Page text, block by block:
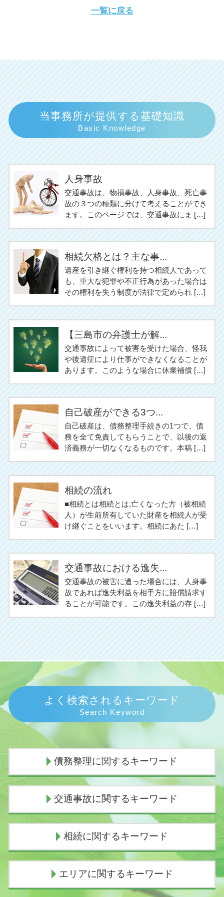
一覧に戻る
当事務所が提供する基礎知識
Basic Knowledge
人身事故
交通事故は、物損事故、人身事故、死亡事
故の３つの種類に分けて考えることができ
ます。このページでは、交通事故にま […]
相続欠格とは？主な事...
遺産を引き継ぐ権利を持つ相続人であって
も、重大な犯罪や不正行為があった場合は
その権利を失う制度が法律で定められ […]
【三島市の弁護士が解...
交通事故によって被害を受けた場合、怪我
や後遺症により仕事ができなくなることが
あります。このような場合に休業補償 […]
自己破産ができる3つ...
自己破産は、債務整理手続きの1つで、債
務を全て免責してもらうことで、以後の返
済義務が一切なくなるものです。本稿 […]
相続の流れ
■相続とは相続とは,亡くなった方（被相続
人）が生前所有していた財産を相続人が受
け継ぐことをいいます。相続にあた […]
交通事故における逸失...
交通事故の被害に遭った場合には、人身事
故であれば逸失利益を相手方に賠償請求す
ることが可能です。この逸失利益の存 […]
よく検索されるキーワード
Search Keyword
債務整理に関するキーワード
個人再生 費用 安い
個人再生 流れ
債務整理とは わかりやすく
任意整理 いつから5年
任意整理 ブラックリスト
任意整理 意味ない
交通事故に関するキーワード
人身事故とは
交通事故 人身事故
死亡事故加害者
過失割合
相続に関するキーワード
相続人
相続手続き 法務局
エリアに関するキーワード